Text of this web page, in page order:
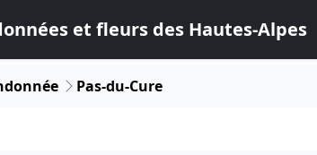
et fleurs des Hautes-Alpes
Pas-du-Cure